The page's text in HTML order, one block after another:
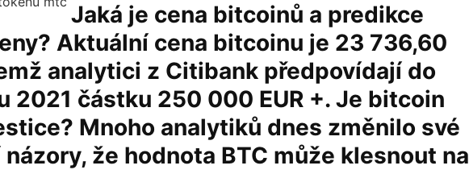
Jaká je cena bitcoinů a predikce
Aktuální cena bitcoinu je 23 736,60
analytici z Citibank předpovídají do
2021 částku 250 000 EUR +. Je bitcoin
Mnoho analytiků dnes změnilo své
že hodnota BTC může klesnout na